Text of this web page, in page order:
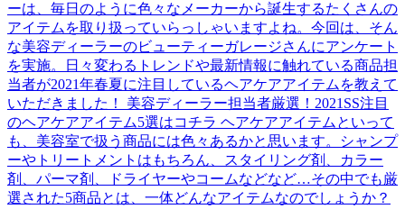
ーは、毎日のように色々なメーカーから誕生するたくさんの
アイテムを取り扱っていらっしゃいますよね。今回は、そん
な美容ディーラーのビューティーガレージさんにアンケート
を実施。日々変わるトレンドや最新情報に触れている商品担
当者が2021年春夏に注目しているヘアケアアイテムを教えて
いただきました！ 美容ディーラー担当者厳選！2021SS注目
のヘアケアアイテム5選はコチラ ヘアケアアイテムといって
も、美容室で扱う商品には色々あるかと思います。シャンプ
ーやトリートメントはもちろん、スタイリング剤、カラー
剤、パーマ剤、ドライヤーやコームなどなど…その中でも厳
選された5商品とは、一体どんなアイテムなのでしょうか？